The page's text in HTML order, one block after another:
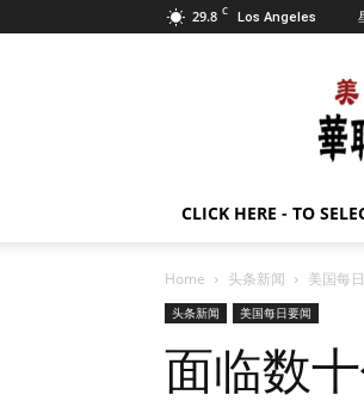
29.8 C Los Angeles
CLICK HERE - TO
Home 头条新闻 美国每
头条新闻 美国每日要闻
面临数